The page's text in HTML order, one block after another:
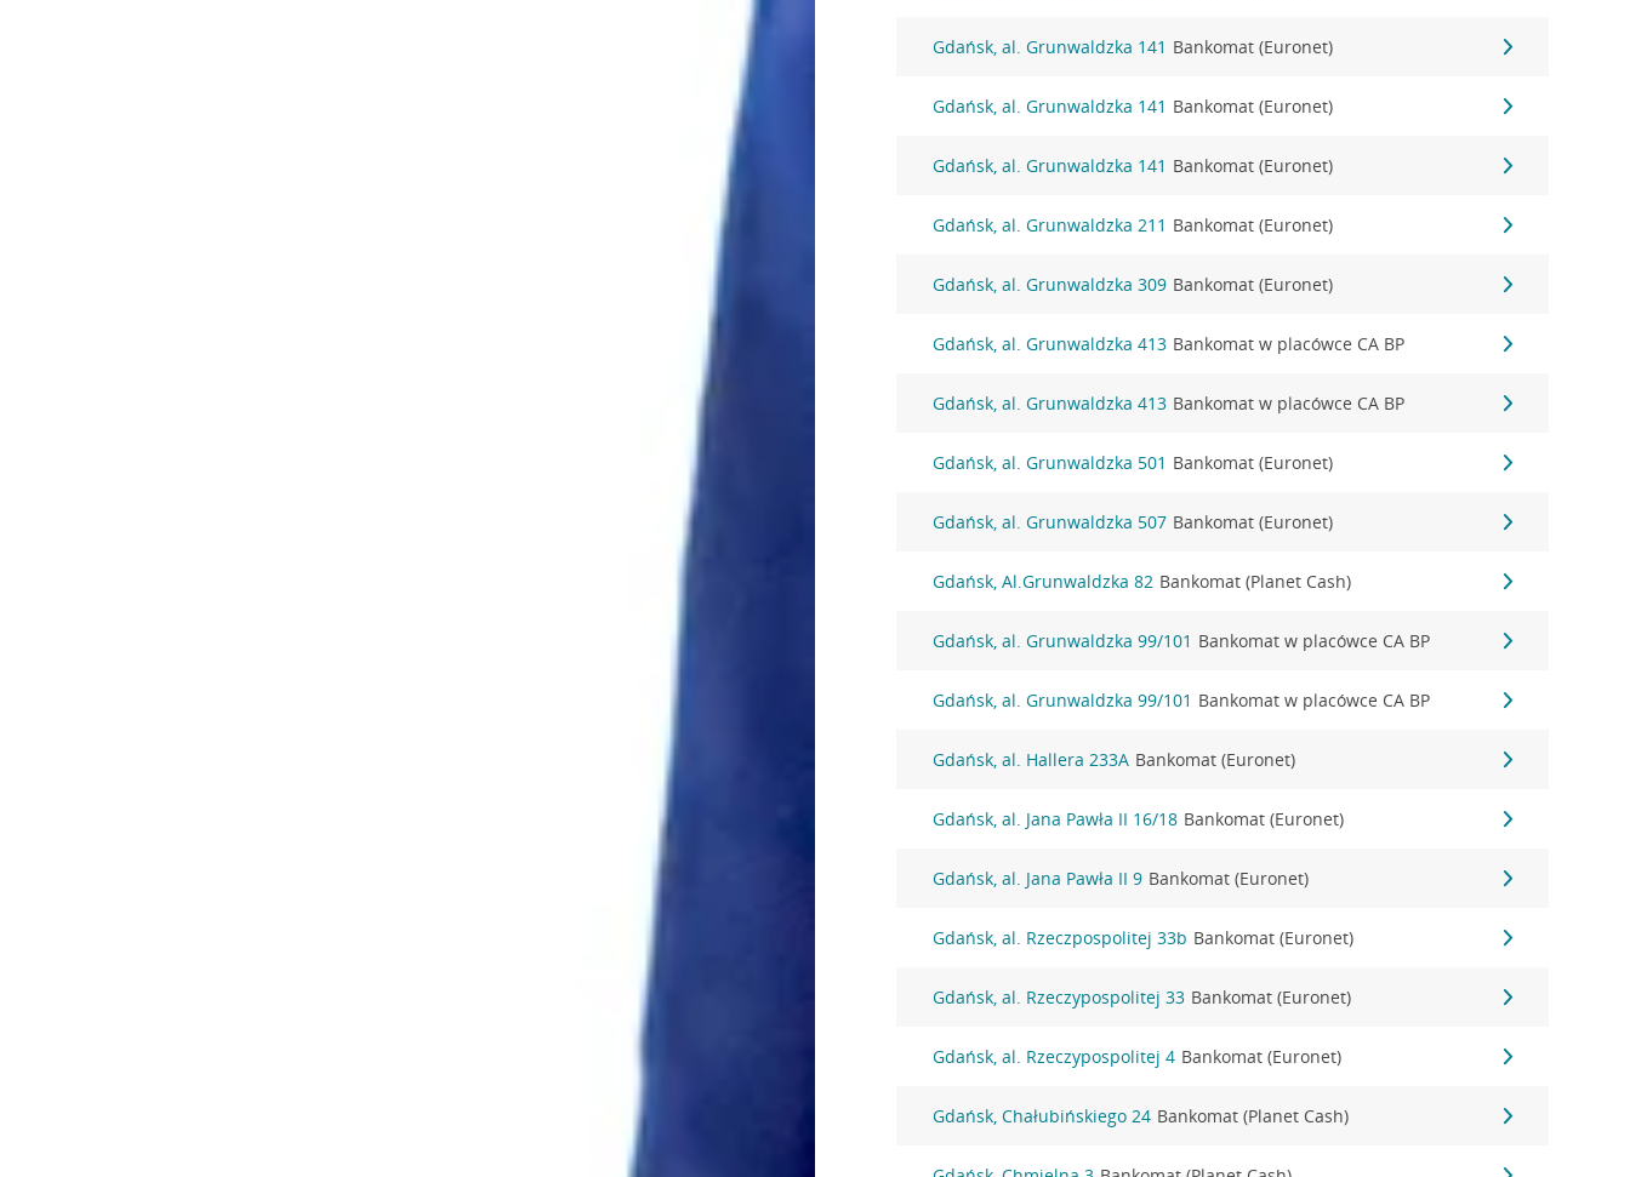
Gdańsk, al. Grunwaldzka 141 Bankomat (Euronet)
Gdańsk, al. Grunwaldzka 141 Bankomat (Euronet)
Gdańsk, al. Grunwaldzka 141 Bankomat (Euronet)
Gdańsk, al. Grunwaldzka 211 Bankomat (Euronet)
Gdańsk, al. Grunwaldzka 309 Bankomat (Euronet)
Gdańsk, al. Grunwaldzka 413 Bankomat w placówce CA BP
Gdańsk, al. Grunwaldzka 413 Bankomat w placówce CA BP
Gdańsk, al. Grunwaldzka 501 Bankomat (Euronet)
Gdańsk, al. Grunwaldzka 507 Bankomat (Euronet)
Gdańsk, Al.Grunwaldzka 82 Bankomat (Planet Cash)
Gdańsk, al. Grunwaldzka 99/101 Bankomat w placówce CA BP
Gdańsk, al. Grunwaldzka 99/101 Bankomat w placówce CA BP
Gdańsk, al. Hallera 233A Bankomat (Euronet)
Gdańsk, al. Jana Pawła II 16/18 Bankomat (Euronet)
Gdańsk, al. Jana Pawła II 9 Bankomat (Euronet)
Gdańsk, al. Rzeczpospolitej 33b Bankomat (Euronet)
Gdańsk, al. Rzeczypospolitej 33 Bankomat (Euronet)
Gdańsk, al. Rzeczypospolitej 4 Bankomat (Euronet)
Gdańsk, Chałubińskiego 24 Bankomat (Planet Cash)